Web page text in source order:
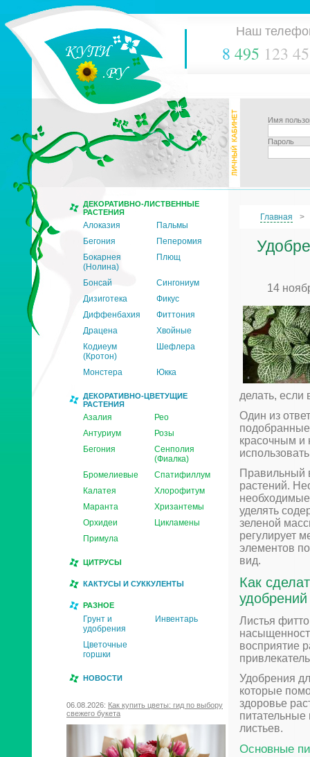
Наш
8 495 123
Имя
Пароль
ДЕКОРАТИВНО-ЛИСТВЕННЫЕ
РАСТЕНИЯ
Алоказия
Пальмы
Бегония
Пеперомия
Бокарнея
(Нолина)
Плющ
Бонсай
Сингониум
Дизиготека
Фикус
Диффенбахия
Фиттония
Драцена
Хвойные
Кодиеум
(Кротон)
Шефлера
Монстера Юкка
ДЕКОРАТИВНО-ЦВЕТУЩИЕ
РАСТЕНИЯ
Азалия
Рео
Антуриум
Розы
Бегония
Сенполия
(Фиалка)
Бромелиевые
Спатифиллум
Калатея
Хлорофитум
Маранта
Хризантемы
Орхидеи
Цикламены
Примула
ЦИТРУСЫ
КАКТУСЫ И СУККУЛЕНТЫ
РАЗНОЕ
Грунт и
удобрения
Инвентарь
Цветочные
горшки
НОВОСТИ
06.08.2026: Как купить цветы: гид по выбору
свежего букета
Главная
14
делать, если
Один из
красочным и
Правильный
растений.
уделять
зеленой
регулирует
элементов
вид.
Как
удобрений
Листья
восприятие
Удобрения
которые
здоровье
листьев.
Основные